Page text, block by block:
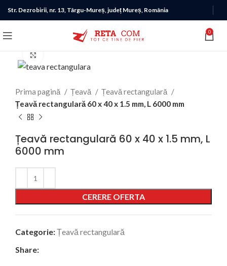
Str. Dezrobirii, nr. 13, Târgu-Mureș, județ Mureș, România
0
Prima pagină Țeavă
Țeavă rectangulară
Țeavă rectangulară 60 x 40 x 1.5 mm, L 6000 mm
Țeavă rectangulară 60 x 40 x 1.5 mm, L
6000 mm
CERERE OFERTA
Alternative:
Categorie:Țeavă rectangulară
Share: